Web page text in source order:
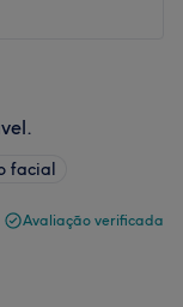
facial
Avaliação verificada